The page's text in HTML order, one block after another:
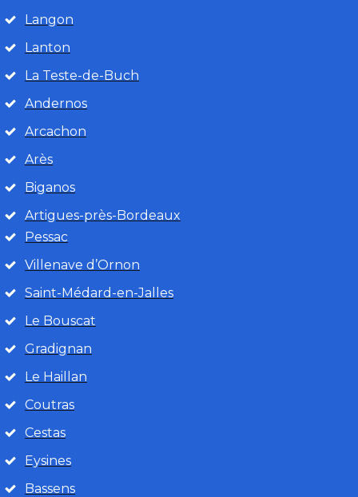
Langon
Lanton
La Teste-de-Buch
Andernos
Arcachon
Arès
Biganos
Artigues-près-Bordeaux
Pessac
Villenave d’Ornon
Saint-Médard-en-Jalles
Le Bouscat
Gradignan
Le Haillan
Coutras
Cestas
Eysines
Bassens